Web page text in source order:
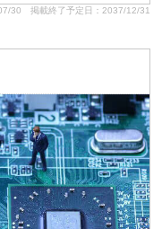
30 掲載終了予定日：2037/12/31